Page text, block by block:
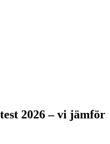
2026 – vi jämför